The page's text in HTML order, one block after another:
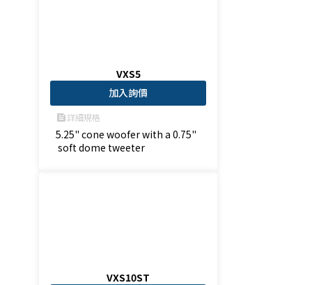
VXS5
加入詢價
feed詳細規格
5.25" cone woofer with a 0.75"
soft dome tweeter
VXS10ST